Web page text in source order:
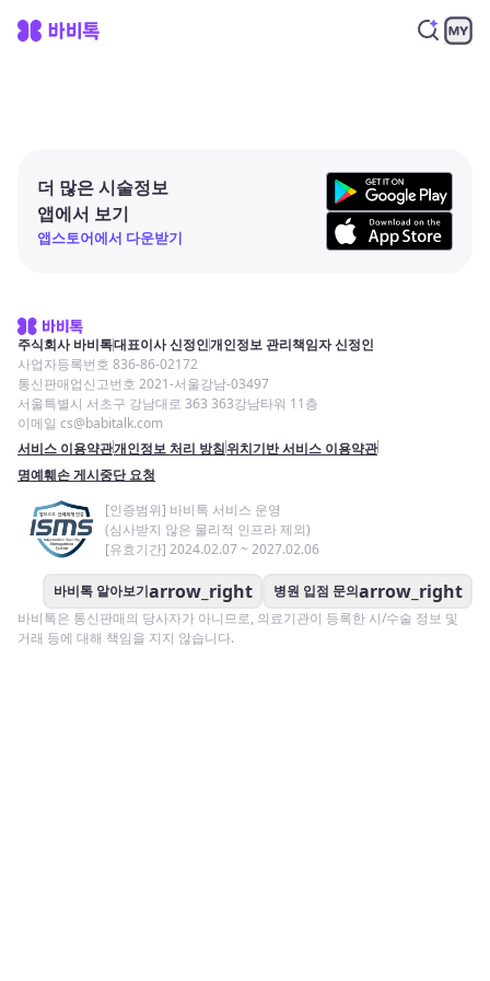
더 많은 시술정보
앱에서 보기
앱스토어에서 다운받기
주식회사 바비톡대표이사 신정인개인정보 관리책임자 신정인
사업자등록번호 836-86-02172
통신판매업신고번호 2021-서울강남-03497
서울특별시 서초구 강남대로 363 363강남타워 11층
이메일 cs@babitalk.com
서비스 이용약관개인정보 처리 방침위치기반 서비스 이용약관
명예훼손 게시중단 요청
[인증범위] 바비톡 서비스 운영
(심사받지 않은 물리적 인프라 제외)
[유효기간] 2024.02.07 ~ 2027.02.06
바비톡 알아보기arrow_right 병원 입점 문의arrow_right
바비톡은 통신판매의 당사자가 아니므로, 의료기관이 등록한 시/수술 정보 및
거래 등에 대해 책임을 지지 않습니다.